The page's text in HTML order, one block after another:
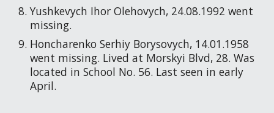
Yushkevych Ihor Olehovych, 24.08.1992 went
missing.
Honcharenko Serhiy Borysovych, 14.01.1958
went missing. Lived at Morskyi Blvd, 28. Was
located in School No. 56. Last seen in early
April.